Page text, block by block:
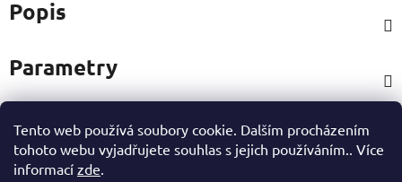
Tento web používá soubory cookie. Dalším procházením
tohoto webu vyjadřujete souhlas s jejich používáním.. Více
informací zde.
Popis
Parametry
Hodnocení